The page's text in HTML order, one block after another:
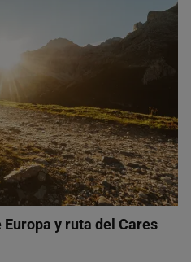
y ruta del Cares